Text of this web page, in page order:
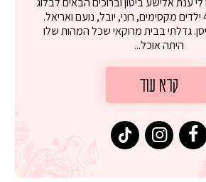
שלי. אני אמא ל-4 ילדים מקסימים, רוני, יובל, נועם ואריאל.
גדלתי בבית מרוקאי שכל המהות שלו
היתה אוכל...
קרא עוד